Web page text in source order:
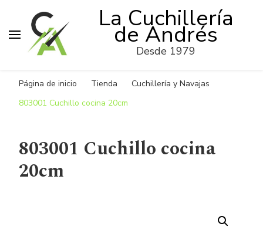
La Cuchillería
de Andrés
Desde 1979
Página de inicio Tienda
Cuchillería y Navajas
803001 Cuchillo cocina 20cm
803001 Cuchillo cocina
20cm